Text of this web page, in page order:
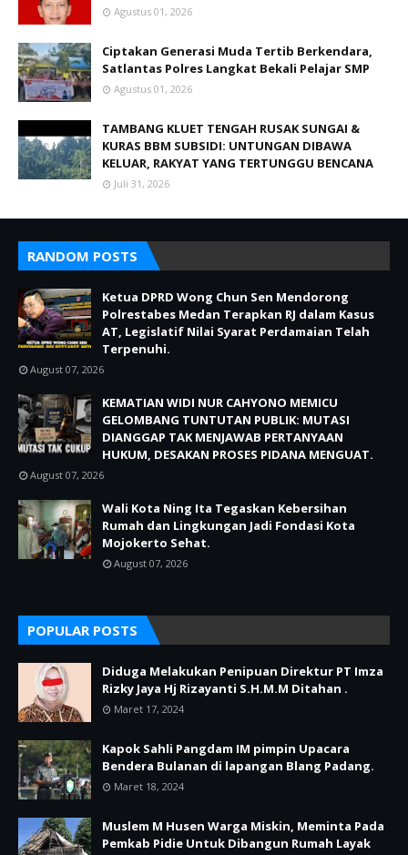
Agustus 01, 2026
Ciptakan Generasi Muda Tertib Berkendara,
Satlantas Polres Langkat Bekali Pelajar SMP
Agustus 01, 2026
TAMBANG KLUET TENGAH RUSAK SUNGAI &
KURAS BBM SUBSIDI: UNTUNGAN DIBAWA
KELUAR, RAKYAT YANG TERTUNGGU BENCANA
Juli 31, 2026
RANDOM POSTS
Ketua DPRD Wong Chun Sen Mendorong
Polrestabes Medan Terapkan RJ dalam Kasus
AT, Legislatif Nilai Syarat Perdamaian Telah
Terpenuhi.
August 07, 2026
KEMATIAN WIDI NUR CAHYONO MEMICU
GELOMBANG TUNTUTAN PUBLIK: MUTASI
DIANGGAP TAK MENJAWAB PERTANYAAN
HUKUM, DESAKAN PROSES PIDANA MENGUAT.
August 07, 2026
Wali Kota Ning Ita Tegaskan Kebersihan
Rumah dan Lingkungan Jadi Fondasi Kota
Mojokerto Sehat.
August 07, 2026
POPULAR POSTS
Diduga Melakukan Penipuan Direktur PT Imza
Rizky Jaya Hj Rizayanti S.H.M.M Ditahan .
Maret 17, 2024
Kapok Sahli Pangdam IM pimpin Upacara
Bendera Bulanan di lapangan Blang Padang.
Maret 18, 2024
Muslem M Husen Warga Miskin, Meminta Pada
Pemkab Pidie Untuk Dibangun Rumah Layak